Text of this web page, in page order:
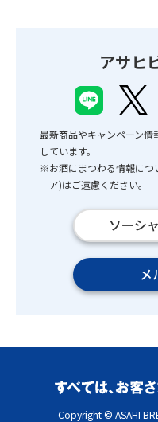
アサヒ
最新商品やキャンペーン情
しています。
※お酒にまつわる情報につ
ア)はご遠慮ください。
ソーシ
メ
Copyright © ASAHI